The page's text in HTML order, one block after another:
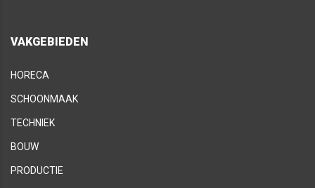
VAKGEBIEDEN
HORECA
SCHOONMAAK
TECHNIEK
BOUW
PRODUCTIE